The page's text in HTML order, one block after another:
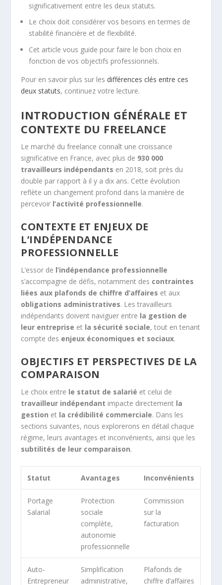
significativement entre les deux statuts.
Le choix doit considérer vos besoins en termes de
stabilité financière et de flexibilité.
Cet article vous guide pour faire le bon choix en
fonction de vos objectifs professionnels.
Pour en savoir plus sur les différences clés entre ces
deux statuts, continuez votre lecture.
INTRODUCTION GÉNÉRALE ET
CONTEXTE DU FREELANCE
Le marché du freelance connaît une croissance
significative en France, avec plus de 930 000
travailleurs indépendants en 2018, soit près du
double par rapport à il y a dix ans. Cette évolution
reflète un changement profond dans la manière de
percevoir l’activité professionnelle.
CONTEXTE ET ENJEUX DE
L’INDÉPENDANCE
PROFESSIONNELLE
L’essor de l’indépendance professionnelle
s’accompagne de défis, notamment des contraintes
liées aux plafonds de chiffre d’affaires et aux
obligations administratives. Les travailleurs
indépendants doivent naviguer entre la gestion de
leur entreprise et la sécurité sociale, tout en tenant
compte des enjeux économiques et sociaux.
OBJECTIFS ET PERSPECTIVES DE LA
COMPARAISON
Le choix entre le statut de salarié et celui de
travailleur indépendant impacte directement la
gestion et la crédibilité commerciale. Dans les
sections suivantes, nous explorerons en détail chaque
régime, leurs avantages et inconvénients, ainsi que les
subtilités de leur comparaison.
Statut Avantages Inconvénients
Portage
Salarial
Protection
sociale
complète,
autonomie
professionnelle
Commission
sur la
facturation
Auto-
Entrepreneur
Simplification
administrative,
Plafonds de
chiffre d’affaires